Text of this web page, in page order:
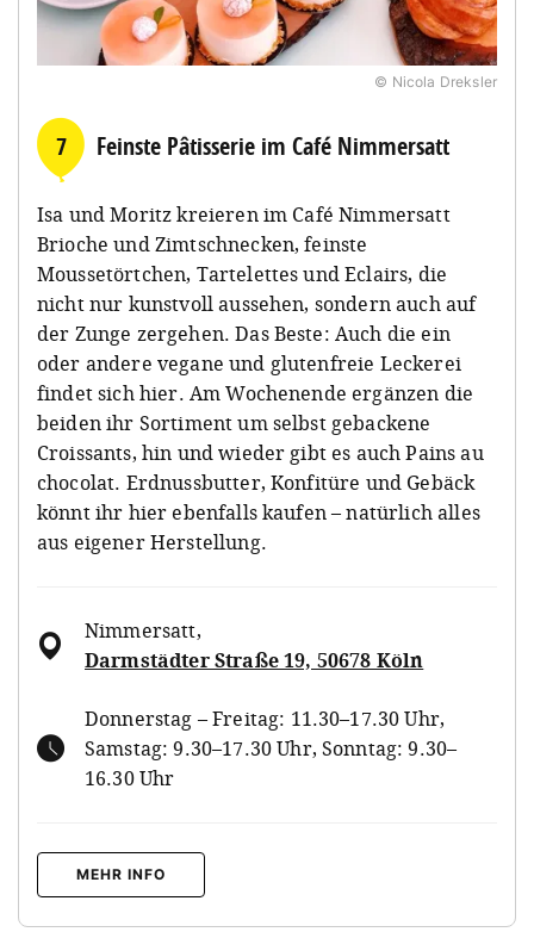
© Nicola Dreksler
7 Feinste Pâtisserie im Café Nimmersatt
Isa und Moritz kreieren im Café Nimmersatt
Brioche und Zimtschnecken, feinste
Moussetörtchen, Tartelettes und Eclairs, die
nicht nur kunstvoll aussehen, sondern auch auf
der Zunge zergehen. Das Beste: Auch die ein
oder andere vegane und glutenfreie Leckerei
findet sich hier. Am Wochenende ergänzen die
beiden ihr Sortiment um selbst gebackene
Croissants, hin und wieder gibt es auch Pains au
chocolat. Erdnussbutter, Konfitüre und Gebäck
könnt ihr hier ebenfalls kaufen – natürlich alles
aus eigener Herstellung.
Nimmersatt,
Darmstädter Straße 19, 50678 Köln
Donnerstag – Freitag: 11.30–17.30 Uhr,
Samstag: 9.30–17.30 Uhr, Sonntag: 9.30–
16.30 Uhr
MEHR INFO